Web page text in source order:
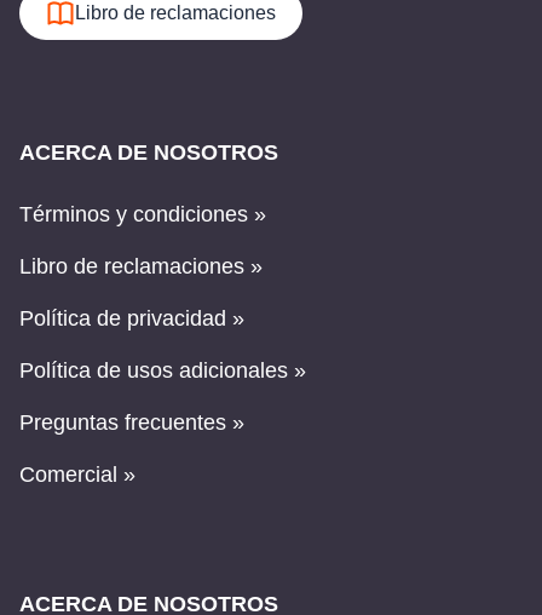
Libro de reclamaciones
ACERCA DE NOSOTROS
Términos y condiciones »
Libro de reclamaciones »
Política de privacidad »
Política de usos adicionales »
Preguntas frecuentes »
Comercial »
ACERCA DE NOSOTROS